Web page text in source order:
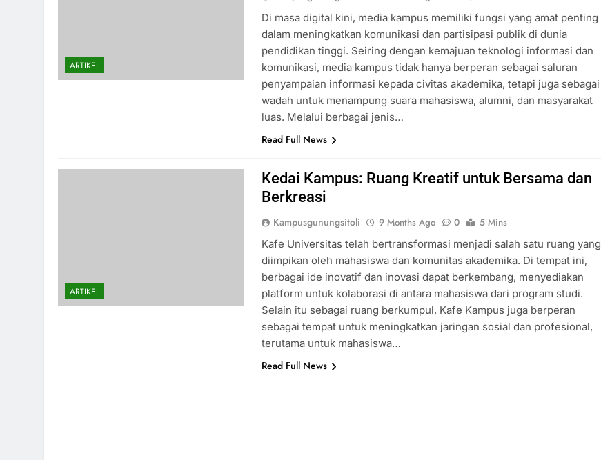
ARTIKEL
Di masa digital kini, media kampus memiliki fungsi yang amat penting
dalam meningkatkan komunikasi dan partisipasi publik di dunia
pendidikan tinggi. Seiring dengan kemajuan teknologi informasi dan
komunikasi, media kampus tidak hanya berperan sebagai saluran
penyampaian informasi kepada civitas akademika, tetapi juga sebagai
wadah untuk menampung suara mahasiswa, alumni, dan masyarakat
luas. Melalui berbagai jenis…
Read Full News
ARTIKEL
Kedai Kampus: Ruang Kreatif untuk Bersama dan
Berkreasi
Kampusgunungsitoli 9 Months Ago 0
5 Mins
Kafe Universitas telah bertransformasi menjadi salah satu ruang yang
diimpikan oleh mahasiswa dan komunitas akademika. Di tempat ini,
berbagai ide inovatif dan inovasi dapat berkembang, menyediakan
platform untuk kolaborasi di antara mahasiswa dari program studi.
Selain itu sebagai ruang berkumpul, Kafe Kampus juga berperan
sebagai tempat untuk meningkatkan jaringan sosial dan profesional,
terutama untuk mahasiswa…
Read Full News